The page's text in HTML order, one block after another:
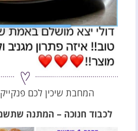
המחבת שיכין לכם
לכבוד חנוכה – המתנה